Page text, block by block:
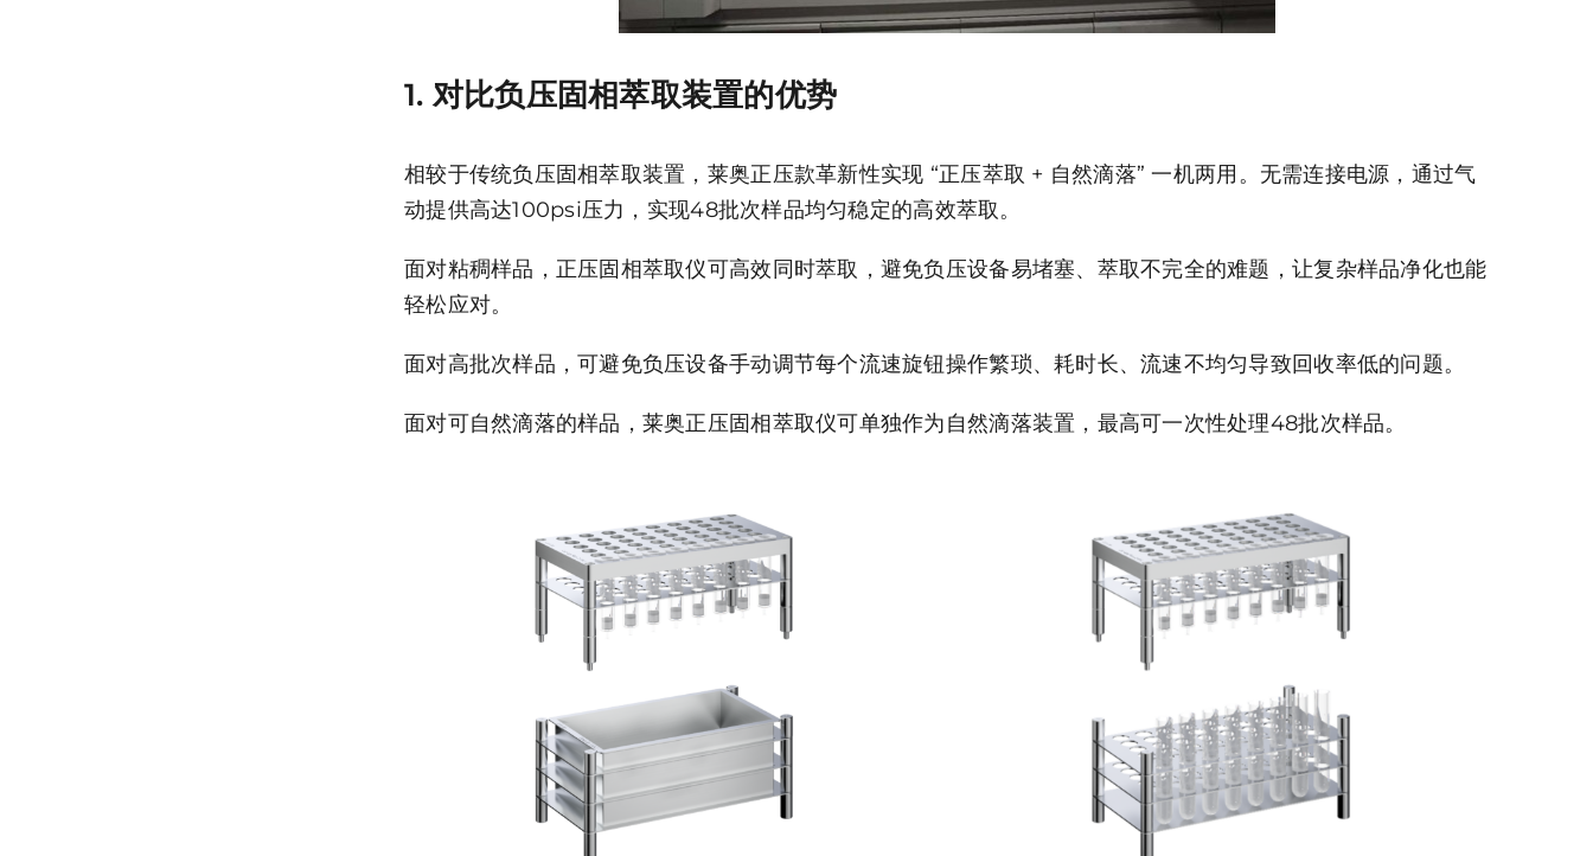
1. 对比负压固相萃取装置的优势
相较于传统负压固相萃取装置，莱奥正压款革新性实现 “正压萃取 + 自然滴落” 一机两用。无需连接电源，通过气
动提供高达100psi压力，实现48批次样品均匀稳定的高效萃取。
面对粘稠样品，正压固相萃取仪可高效同时萃取，避免负压设备易堵塞、萃取不完全的难题，让复杂样品净化也能
轻松应对。
面对高批次样品，可避免负压设备手动调节每个流速旋钮操作繁琐、耗时长、流速不均匀导致回收率低的问题。
面对可自然滴落的样品，莱奥正压固相萃取仪可单独作为自然滴落装置，最高可一次性处理48批次样品。